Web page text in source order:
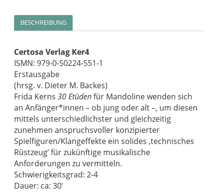
BESCHREIBUNG
Certosa Verlag Ker4
ISMN: 979-0-50224-551-1
Erstausgabe
(hrsg. v. Dieter M. Backes)
Frida Kerns30 Etüdenfür Mandoline wenden sich
an Anfänger*innen – ob jung oder alt –, um diesen
mittels unterschiedlichster und gleichzeitig
zunehmen anspruchsvoller konzipierter
Spielfiguren/Klangeffekte ein solides ‚technisches
Rüstzeug‘ für zukünftige musikalische
Anforderungen zu vermitteln.
Schwierigkeitsgrad: 2-4
Dauer: ca: 30′